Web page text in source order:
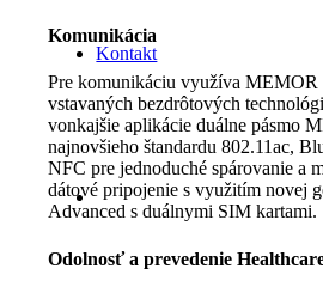
Kontakt
Komunikácia
Pre komunikáciu využíva MEMOR
vstavaných bezdrôtových
vonkajšie aplikácie duálne pásmo
najnovšieho štandardu 802.11ac,
NFC pre jednoduché spárovanie a
dátové pripojenie s využitím novej
Advanced s duálnymi SIM kartami.
Odolnosť a prevedenie